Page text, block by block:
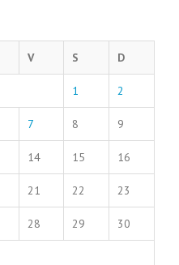
V S D
1 2
7 8 9
14 15 16
21 22 23
28 29 30